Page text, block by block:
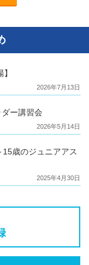
2026年7月13日
ダー講習会
2026年5月14日
歳のジュニアアス
2025年4月30日